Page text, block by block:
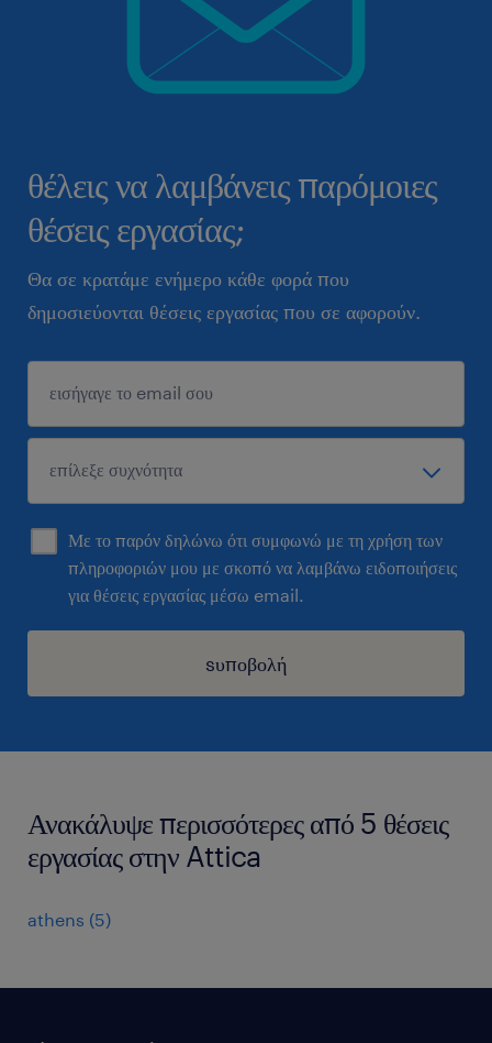
θέλεις να λαμβάνεις παρόμοιες
θέσεις εργασίας;
Θα σε κρατάμε ενήμερο κάθε φορά που
δημοσιεύονται θέσεις εργασίας που σε αφορούν.
Με το παρόν δηλώνω ότι συμφωνώ με τη χρήση των
πληροφοριών μου με σκοπό να λαμβάνω ειδοποιήσεις
για θέσεις εργασίας μέσω email.
sυποβολή
Ανακάλυψε περισσότερες από 5 θέσεις
εργασίας στην Attica
athens (5)